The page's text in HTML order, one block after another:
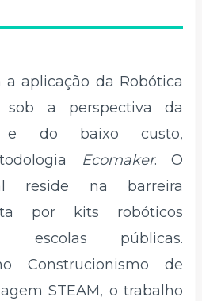
a aplicação da Robótica
sob a perspectiva da
e do baixo custo,
Ecomaker. O
reside na barreira
por kits robóticos
escolas públicas.
Construcionismo de
STEAM, o trabalho